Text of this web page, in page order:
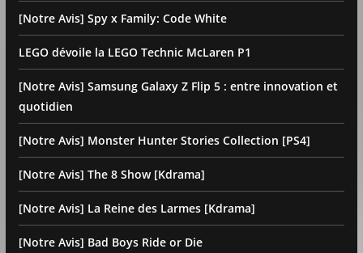
[Notre Avis] Spy x Family: Code White
LEGO dévoile la LEGO Technic McLaren P1
[Notre Avis] Samsung Galaxy Z Flip 5 : entre innovation et
quotidien
[Notre Avis] Monster Hunter Stories Collection [PS4]
[Notre Avis] The 8 Show [Kdrama]
[Notre Avis] La Reine des Larmes [Kdrama]
[Notre Avis] Bad Boys Ride or Die